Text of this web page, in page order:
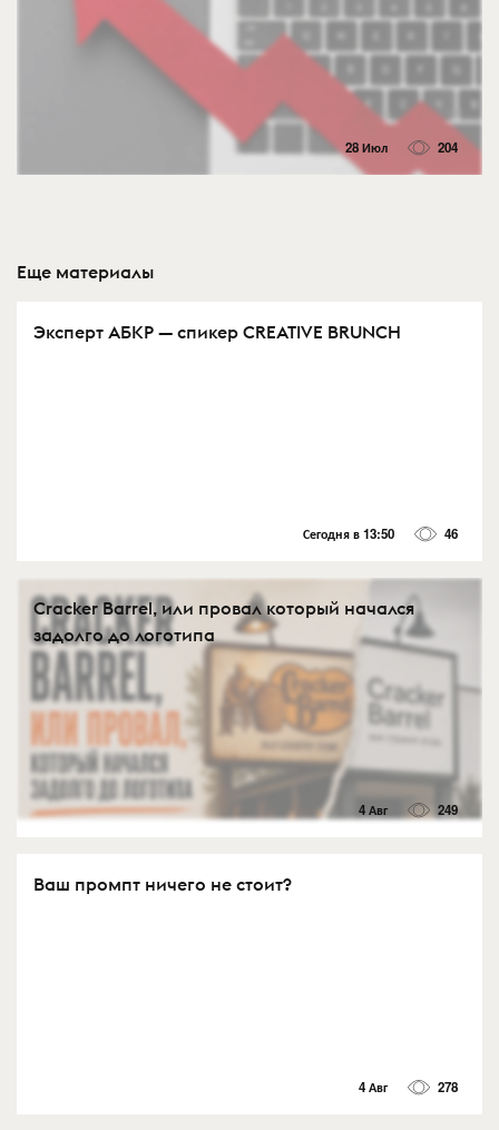
28 Июл 204
Еще материалы
Эксперт АБКР — спикер CREATIVE BRUNCH
Сегодня в 13:50 46
Cracker Barrel, или провал который начался
задолго до логотипа
4 Авг 249
Ваш промпт ничего не стоит?
4 Авг 278